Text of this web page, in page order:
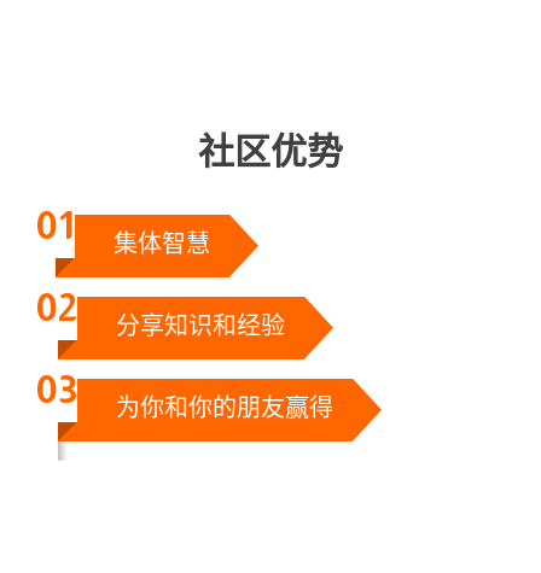
社区优势
集体智慧
分享知识和经验
为你和你的朋友赢得